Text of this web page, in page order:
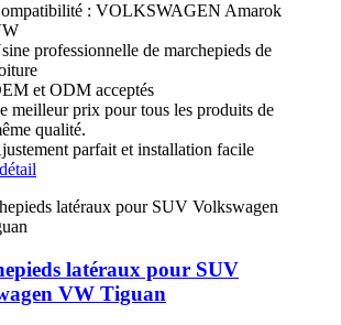
: VOLKSWAGEN Amarok
professionnelle de marchepieds de
et ODM acceptés
meilleur prix pour tous les produits de
qualité.
parfait et installation facile
détail
latéraux pour SUV
VW Tiguan